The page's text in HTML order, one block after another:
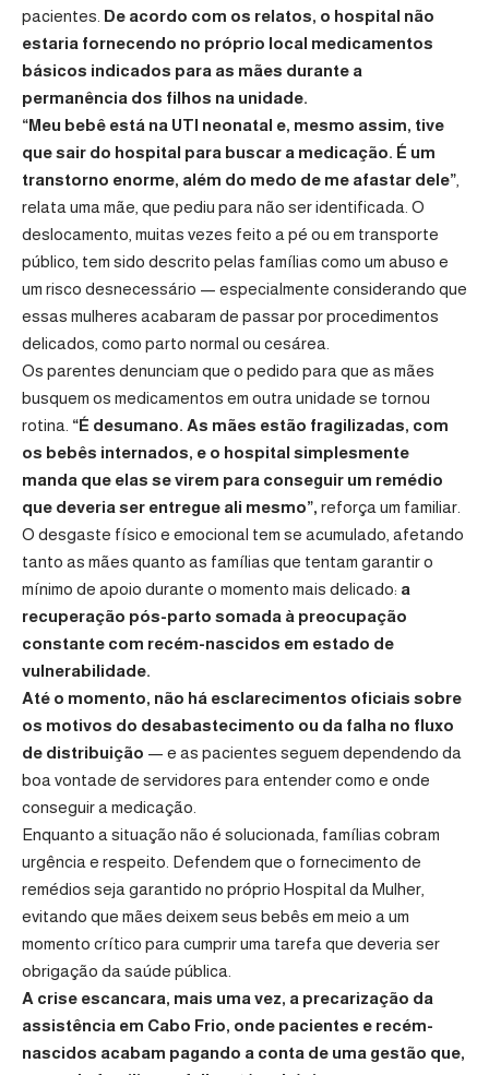
pacientes. De acordo com os relatos, o hospital não
estaria fornecendo no próprio local medicamentos
básicos indicados para as mães durante a
permanência dos filhos na unidade.
“Meu bebê está na UTI neonatal e, mesmo assim, tive
que sair do hospital para buscar a medicação. É um
transtorno enorme, além do medo de me afastar dele”
relata uma mãe, que pediu para não ser identificada. O
deslocamento, muitas vezes feito a pé ou em transporte
público, tem sido descrito pelas famílias como um abuso e
um risco desnecessário — especialmente considerando que
essas mulheres acabaram de passar por procedimentos
delicados, como parto normal ou cesárea.
Os parentes denunciam que o pedido para que as mães
busquem os medicamentos em outra unidade se tornou
rotina. “É desumano. As mães estão fragilizadas, com
os bebês internados, e o hospital simplesmente
manda que elas se virem para conseguir um remédio
que deveria ser entregue ali mesmo”, reforça um familiar.
O desgaste físico e emocional tem se acumulado, afetando
tanto as mães quanto as famílias que tentam garantir o
mínimo de apoio durante o momento mais delicado: a
recuperação pós-parto somada à preocupação
constante com recém-nascidos em estado de
vulnerabilidade.
Até o momento, não há esclarecimentos oficiais sobre
os motivos do desabastecimento ou da falha no fluxo
de distribuição — e as pacientes seguem dependendo da
boa vontade de servidores para entender como e onde
conseguir a medicação.
Enquanto a situação não é solucionada, famílias cobram
urgência e respeito. Defendem que o fornecimento de
remédios seja garantido no próprio Hospital da Mulher,
evitando que mães deixem seus bebês em meio a um
momento crítico para cumprir uma tarefa que deveria ser
obrigação da saúde pública.
A crise escancara, mais uma vez, a precarização da
assistência em Cabo Frio, onde pacientes e recém-
nascidos acabam pagando a conta de uma gestão que,